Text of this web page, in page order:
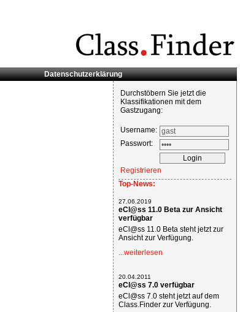
Datenschutzerklärung
Durchstöbern Sie jetzt die
Klassifikationen mit dem
Gastzugang:
Username:
Passwort:
Registrieren
Top-News:
27.06.2019
eCl@ss 11.0 Beta zur Ansicht
verfügbar
eCl@ss 11.0 Beta steht jetzt zur
Ansicht zur Verfügung.
...weiterlesen
20.04.2011
eCl@ss 7.0 verfügbar
eCl@ss 7.0 steht jetzt auf dem
Class.Finder zur Verfügung.